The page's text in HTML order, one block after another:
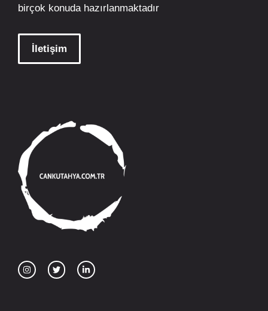
birçok konuda hazırlanmaktadır
İletişim